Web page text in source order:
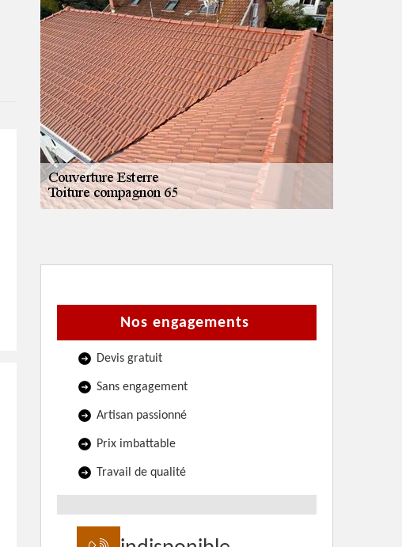
Nos engagements
Devis gratuit
Sans engagement
Artisan passionné
Prix imbattable
Travail de qualité